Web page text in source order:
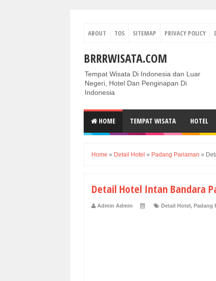
ABOUT TOS SITEMAP PRIVACY POLICY
BRRRWISATA.COM
Tempat Wisata Di Indonesia dan Luar
Negeri, Hotel Dan Penginapan Di
Indonesia
HOME TEMPAT WISATA HOTEL
Home » Detail Hotel » Padang Pariaman »
Detail Hotel Intan Bandara
Admin Admin Detail Hotel, Padang